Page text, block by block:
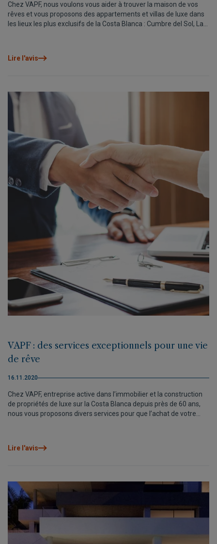
Chez VAPF, nous voulons vous aider à trouver la maison de vos
rêves et vous proposons des appartements et villas de luxe dans
les lieux les plus exclusifs de la Costa Blanca : Cumbre del Sol, La
Lire l'avis
VAPF : des services exceptionnels pour une vie
de rêve
16.11.2020
Chez VAPF, entreprise active dans l’immobilier et la construction
de propriétés de luxe sur la Costa Blanca depuis près de 60 ans,
nous vous proposons divers services pour que l’achat de votre
Lire l'avis